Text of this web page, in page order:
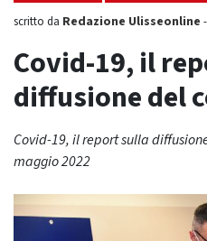
scritto da Redazione Ulisseonline -
Covid-19, il
diffusione del
Covid-19, il report sulla
maggio 2022